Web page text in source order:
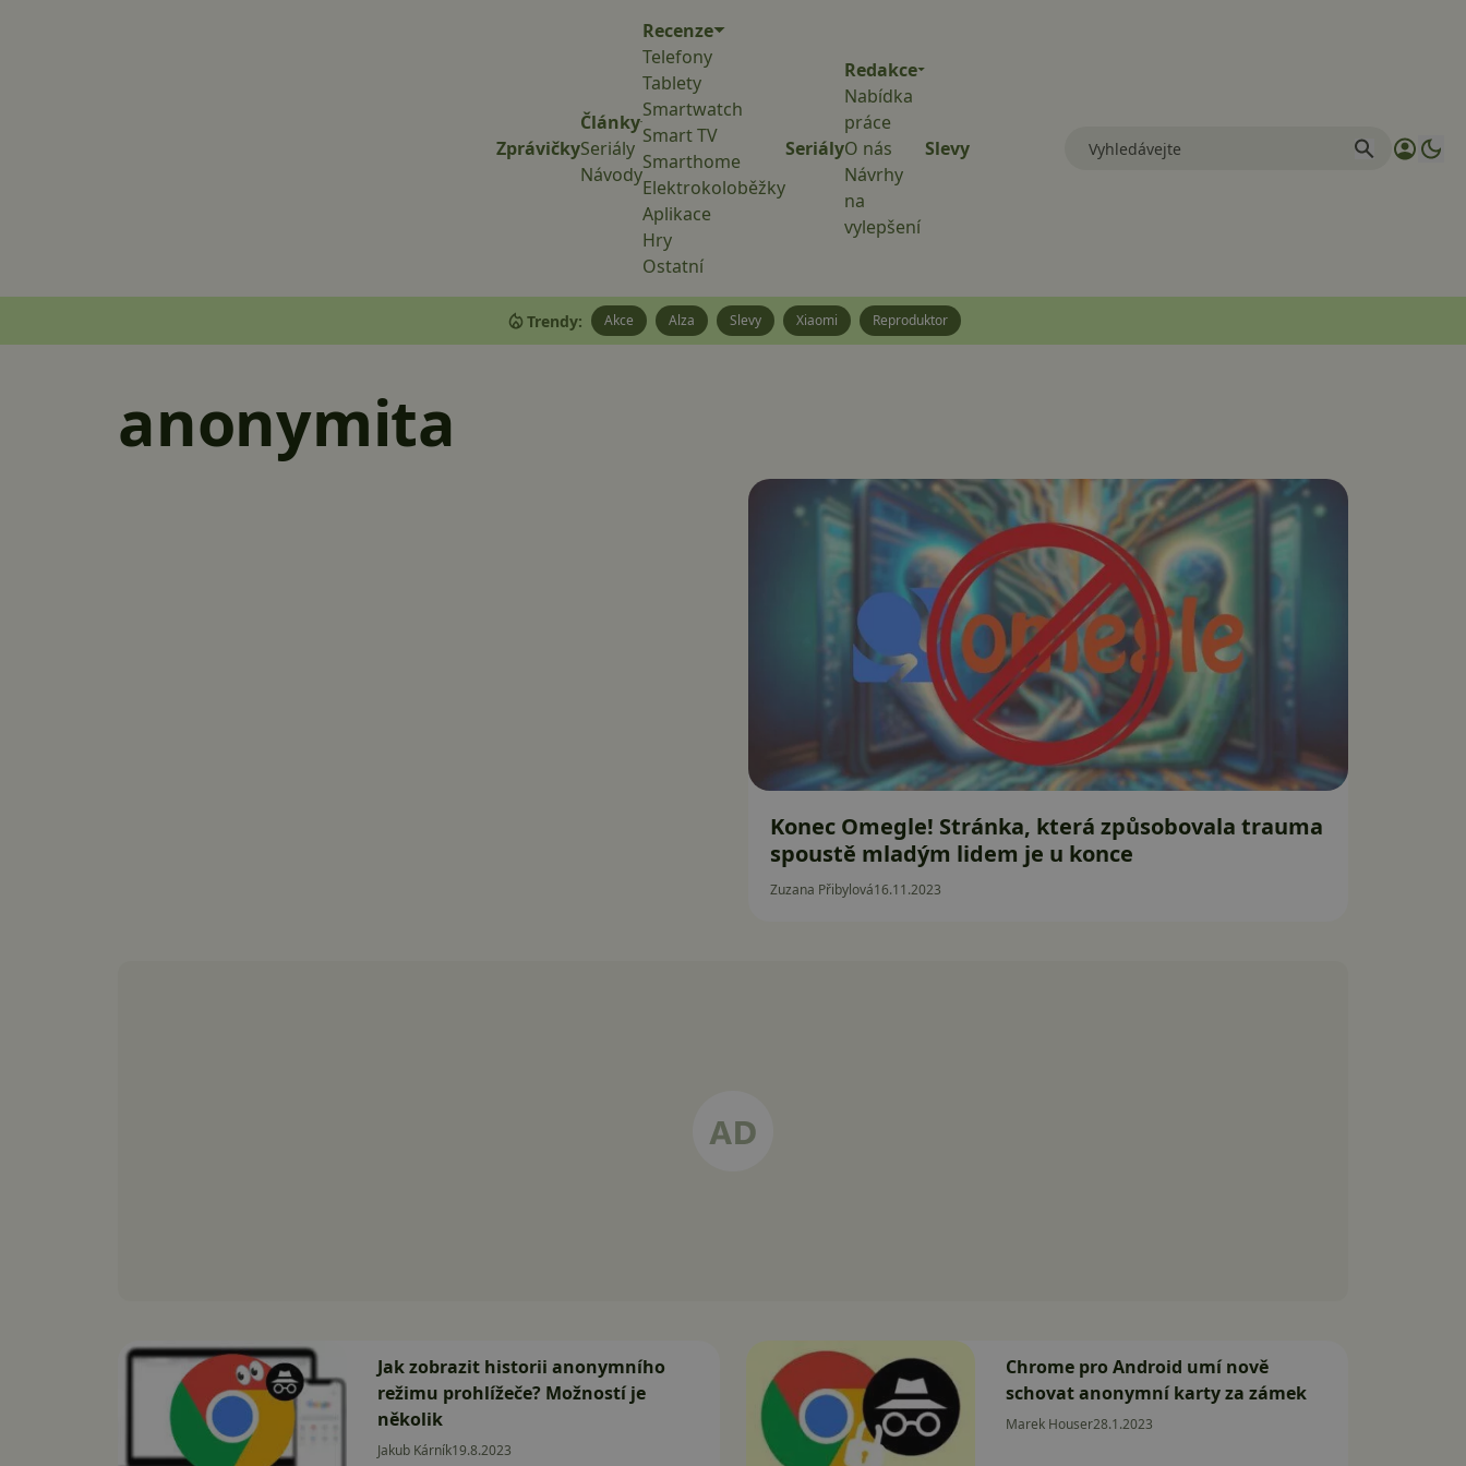
Zprávičky
Články
Seriály
Návody
Recenze
Telefony
Tablety
Smartwatch
Smart TV
Smarthome
Elektrokoloběžky
Aplikace
Hry
Ostatní
Seriály
Redakce
Nabídka
práce
O nás
Návrhy
na
vylepšení
Slevy
Trendy: Akce Alza Slevy Xiaomi Reproduktor
anonymita
Konec Omegle! Stránka, která způsobovala trauma
spoustě mladým lidem je u konce
Zuzana Přibylová16.11.2023
Jak zobrazit historii anonymního
režimu prohlížeče? Možností je
několik
Jakub Kárník19.8.2023
Chrome pro Android umí nově
schovat anonymní karty za zámek
Marek Houser28.1.2023